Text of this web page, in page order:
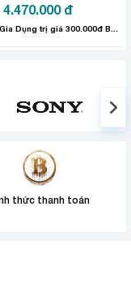
trong suốt thời
4.470.000 đ
thức thanh toán